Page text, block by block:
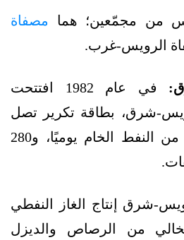
من مجمّعين؛ هما مصفاة
الرويس-غرب.
في عام 1982 افتتحت
شرق، بطاقة تكرير تصل
إلى 140 ألف برميل من النفط الخام يوميًا، و280
شرق إنتاج الغاز النفطي
من الرصاص والديزل